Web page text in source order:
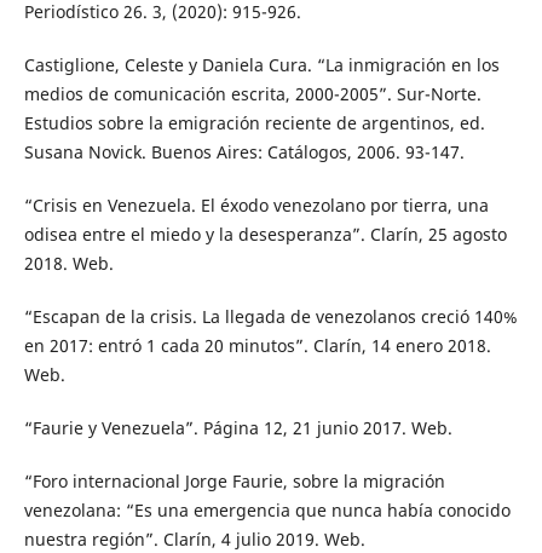
Periodístico 26. 3, (2020): 915-926.
Castiglione, Celeste y Daniela Cura. “La inmigración en los
medios de comunicación escrita, 2000-2005”. Sur-Norte.
Estudios sobre la emigración reciente de argentinos, ed.
Susana Novick. Buenos Aires: Catálogos, 2006. 93-147.
“Crisis en Venezuela. El éxodo venezolano por tierra, una
odisea entre el miedo y la desesperanza”. Clarín, 25 agosto
2018. Web.
“Escapan de la crisis. La llegada de venezolanos creció 140%
en 2017: entró 1 cada 20 minutos”. Clarín, 14 enero 2018.
Web.
“Faurie y Venezuela”. Página 12, 21 junio 2017. Web.
“Foro internacional Jorge Faurie, sobre la migración
venezolana: “Es una emergencia que nunca había conocido
nuestra región”. Clarín, 4 julio 2019. Web.